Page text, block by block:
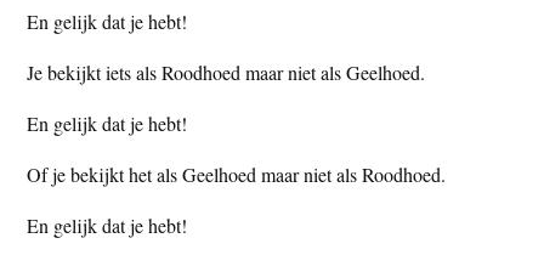
En gelijk dat je hebt!
Je bekijkt iets als Roodhoed maar niet als Geelhoed.
En gelijk dat je hebt!
Of je bekijkt het als Geelhoed maar niet als Roodhoed.
En gelijk dat je hebt!